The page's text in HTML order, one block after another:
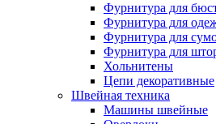
Фурнитура для
Фурнитура для
Фурнитура для
Фурнитура для
Хольнитены
Цепи декоративные
Швейная техника
Машины швейные